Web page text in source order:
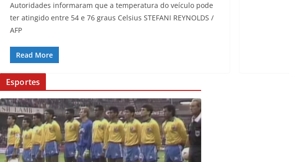
Autoridades informaram que a temperatura do veículo pode
ter atingido entre 54 e 76 graus Celsius STEFANI REYNOLDS /
AFP
Read More
Esportes